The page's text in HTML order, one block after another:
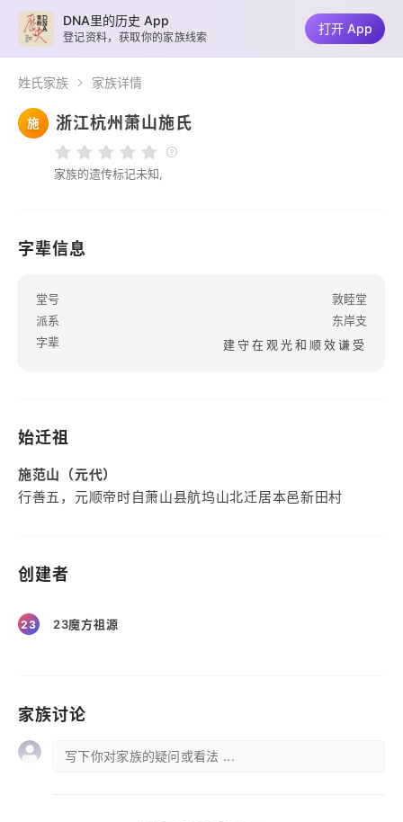
姓氏家族 家族详情
施 浙江杭州萧山施氏
家族的遗传标记未知,
字辈信息
堂号
敦睦堂
派系
东岸支
字辈
建守在观光和顺效谦受
始迁祖
施范山（元代）
行善五，元顺帝时自萧山县航坞山北迁居本邑新田村
创建者
23 23魔方祖源
家族讨论
写下你对家族的疑问或看法 ...
DNA里的历史 App
登记资料，获取你的家族线索
打开 App